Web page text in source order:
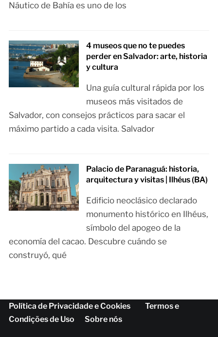
Náutico de Bahía es uno de los
4 museos que no te puedes
perder en Salvador: arte, historia
y cultura
Una guía cultural rápida por los
museos más visitados de
Salvador, con consejos prácticos para sacar el
máximo partido a cada visita. Salvador
Palacio de Paranaguá: historia,
arquitectura y visitas | Ilhéus (BA)
Edificio neoclásico declarado
monumento histórico en Ilhéus,
símbolo del apogeo de la
economía del cacao. Descubre cuándo se
construyó, qué
Política de Privacidade e Cookies
Termos e
Condições de Uso
Sobre nós